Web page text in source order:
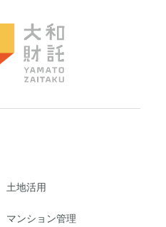
⼟地活⽤
マンション管理